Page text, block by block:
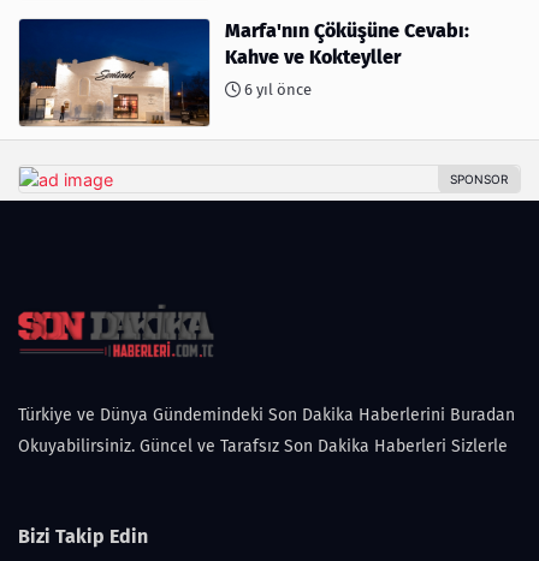
Marfa'nın Çöküşüne Cevabı:
Kahve ve Kokteyller
6 yıl önce
Türkiye ve Dünya Gündemindeki Son Dakika Haberlerini Buradan
Okuyabilirsiniz. Güncel ve Tarafsız Son Dakika Haberleri Sizlerle
Bizi Takip Edin